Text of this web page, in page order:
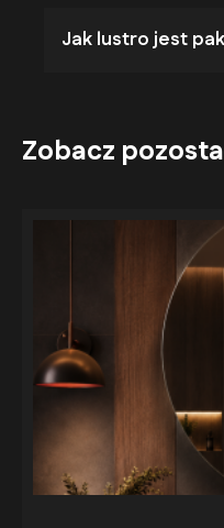
Jak lustro jest
Zobacz